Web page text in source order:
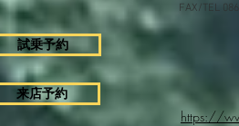
試乗予約
来店予約
FAX/TEL
https://